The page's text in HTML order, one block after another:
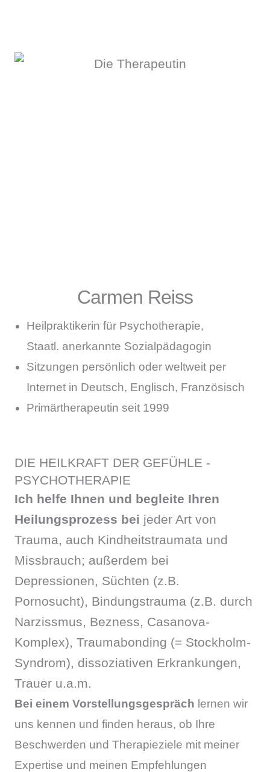
Carmen Reiss
Heilpraktikerin für Psychotherapie,
Staatl. anerkannte Sozialpädagogin
Sitzungen persönlich oder weltweit per
Internet in Deutsch, Englisch, Französisch
Primärtherapeutin seit 1999
DIE HEILKRAFT DER GEFÜHLE -
PSYCHOTHERAPIE
Ich helfe Ihnen und begleite Ihren
Heilungsprozess bei jeder Art von
Trauma, auch Kindheitstraumata und
Missbrauch; außerdem bei
Depressionen, Süchten (z.B.
Pornosucht), Bindungstrauma (z.B. durch
Narzissmus, Bezness, Casanova-
Komplex), Traumabonding (= Stockholm-
Syndrom), dissoziativen Erkrankungen,
Trauer u.a.m.
Bei einem Vorstellungsgespräch lernen wir
uns kennen und finden heraus, ob Ihre
Beschwerden und Therapieziele mit meiner
Expertise und meinen Empfehlungen